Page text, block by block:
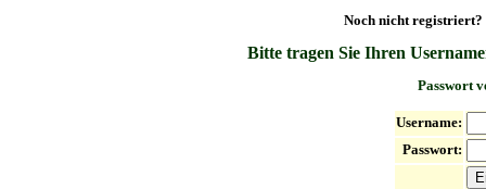
Noch nicht registriert?
Bitte tragen Sie Ihren
Passwort
Username:
Passwort: